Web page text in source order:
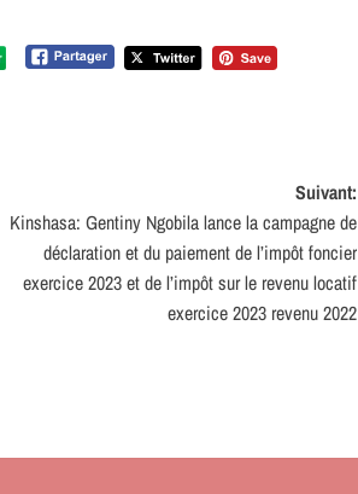
Suivant:
Kinshasa: Gentiny Ngobila lance la campagne de
déclaration et du paiement de l’impôt foncier
exercice 2023 et de l’impôt sur le revenu locatif
exercice 2023 revenu 2022